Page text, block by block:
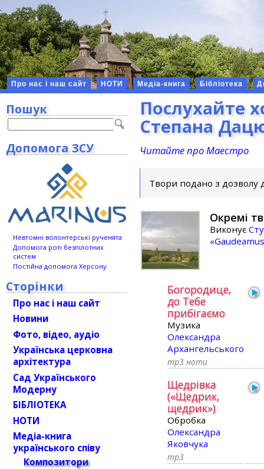
Про нас і наш сайт НОТИ Медіа-книга Бібліотека
Послухайте
Степана
Читайте про Маестро
Твори подано з дозволу
Окремі
Виконує
Богородице,
до Тебе
прибігаємо
Музика
Олександра
Архангельського
mp3 ноти
Щедрівка
(«Щедрик,
щедрик»)
Обробка
Олександра
Яковчука
mp3
Пошук
Допомога ЗСУ
Невтомні волонтерські рученята
Допомога роті безпілотних
систем
Постійна допомога Херсону
Сторінки
Про нас і наш сайт
Новини
Фото, відео, аудіо
Українська церковна
архітектура
Сад Українського
Модерну
БІБЛІОТЕКА
НОТИ
Медіа-книга
українського співу
Композитори